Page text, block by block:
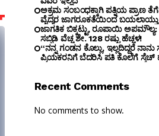
ಅಕ್ರಮ ಸಂಬಂಧಕ್ಕಾಗಿ ಪತ್ನಿಯ ಪ್ರಾಣ
ವೈದ್ಯರ ಜಾಗರೂಕತೆಯಿಂದ
ಜಾಗತಿಕ ಬಿಕ್ಕಟ್ಟು, ರೂಪಾಯಿ
ಸಬ್ಸಿಡಿ ವೆಚ್ಚ ಶೇ. 128 ರಷ್ಟು ಹೆಚ್ಚಳ!
“ನನ್ನ ಗಂಡನ ಕೊಲ್ಲು, ಇಲ್ಲದಿದ್ದರೆ ನಾನು
ಪ್ರಿಯಕರನಿಗೆ ಬೆದರಿಸಿ ಪತಿ ಕೊಲೆಗೆ ಸ್ಕೆಚ್
Recent Comments
No comments to show.